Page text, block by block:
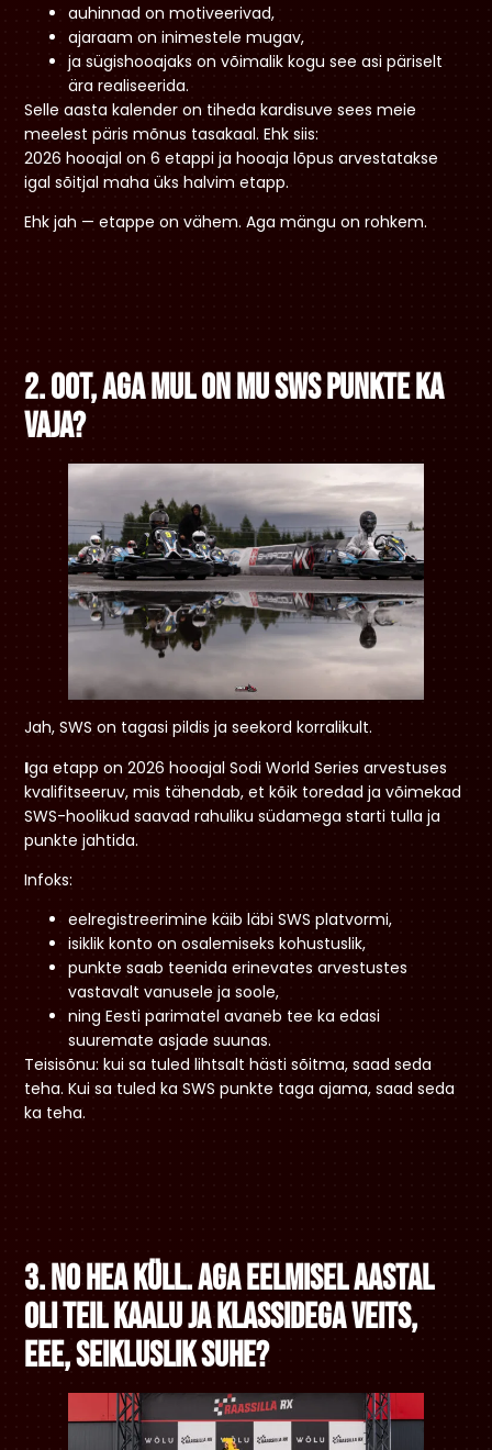
auhinnad on motiveerivad,
ajaraam on inimestele mugav,
ja sügishooajaks on võimalik kogu see asi päriselt
ära realiseerida.
Selle aasta kalender on tiheda kardisuve sees meie
meelest päris mõnus tasakaal. Ehk siis:
2026 hooajal on 6 etappi ja hooaja lõpus arvestatakse
igal sõitjal maha üks halvim etapp.
Ehk jah — etappe on vähem. Aga mängu on rohkem.
2. Oot, aga mul on mu SWS punkte ka
vaja?
Jah, SWS on tagasi pildis ja seekord korralikult.
Iga etapp on 2026 hooajal Sodi World Series arvestuses
kvalifitseeruv, mis tähendab, et kõik toredad ja võimekad
SWS-hoolikud saavad rahuliku südamega starti tulla ja
punkte jahtida.
Infoks:
eelregistreerimine käib läbi SWS platvormi,
isiklik konto on osalemiseks kohustuslik,
punkte saab teenida erinevates arvestustes
vastavalt vanusele ja soole,
ning Eesti parimatel avaneb tee ka edasi
suuremate asjade suunas.
Teisisõnu: kui sa tuled lihtsalt hästi sõitma, saad seda
teha. Kui sa tuled ka SWS punkte taga ajama, saad seda
ka teha.
3. No hea küll. Aga eelmisel aastal
oli teil kaalu ja klassidega veits,
eee, seikluslik suhe?